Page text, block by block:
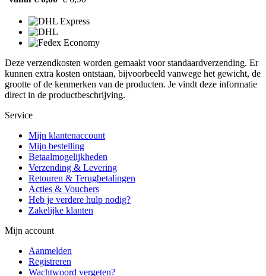
Deze verzendkosten worden gemaakt voor standaardverzending. Er
kunnen extra kosten ontstaan, bijvoorbeeld vanwege het gewicht, de
grootte of de kenmerken van de producten. Je vindt deze informatie
direct in de productbeschrijving.
Service
Mijn klantenaccount
Mijn bestelling
Betaalmogelijkheden
Verzending & Levering
Retouren & Terugbetalingen
Acties & Vouchers
Heb je verdere hulp nodig?
Zakelijke klanten
Mijn account
Aanmelden
Registreren
Wachtwoord vergeten?